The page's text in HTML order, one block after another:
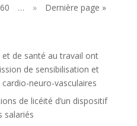
60 … » Dernière page »
de santé au travail ont
de sensibilisation et
neuro-vasculaires
de licéité d’un dispositif
salariés